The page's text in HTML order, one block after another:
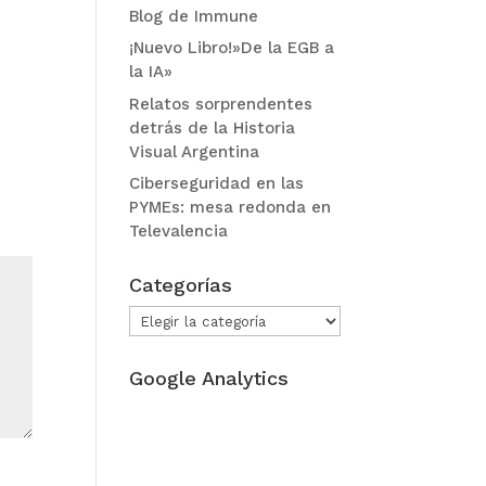
Blog de Immune
¡Nuevo Libro!»De la EGB a
la IA»
Relatos sorprendentes
detrás de la Historia
Visual Argentina
Ciberseguridad en las
PYMEs: mesa redonda en
Televalencia
Categorías
Categorías
Google Analytics